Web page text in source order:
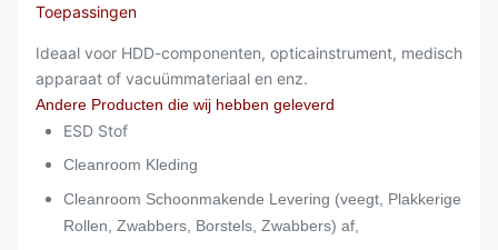
Toepassingen
Ideaal voor HDD-componenten, opticainstrument, medisch
apparaat of vacuümmateriaal en enz.
Andere Producten die wij hebben geleverd
ESD Stof
Cleanroom Kleding
Cleanroom Schoonmakende Levering (veegt, Plakkerige
Rollen, Zwabbers, Borstels, Zwabbers) af,